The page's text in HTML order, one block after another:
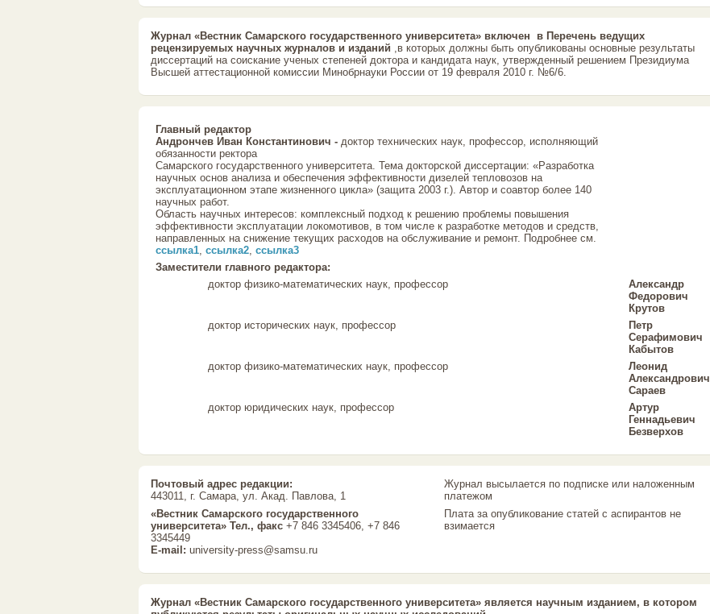
Журнал «Вестник Самарского государственного университета» включен в Перечень ведущих
рецензируемых научных журналов и изданий
,в которых должны быть опубликованы основные результаты
диссертаций на соискание ученых степеней доктора и кандидата наук, утвержденный решением Президиума
Высшей аттестационной комиссии Минобрнауки России от 19 февраля 2010 г. №6/6.
Главный редактор
Андрончев Иван Константинович - доктор технических наук, профессор, исполняющий
обязанности ректора
Самарского государственного университета. Тема докторской диссертации: «Разработка
научных основ анализа и обеспечения эффективности дизелей тепловозов на
эксплуатационном этапе жизненного цикла» (защита 2003 г.). Автор и соавтор более 140
научных работ.
Область научных интересов: комплексный подход к решению проблемы повышения
эффективности эксплуатации локомотивов, в том числе к разработке методов и средств,
направленных на снижение текущих расходов на обслуживание и ремонт. Подробнее см.
ссылка1, ссылка2, ссылка3
Заместители главного редактора:
доктор физико-математических наук, профессор
Александр
Федорович
Крутов
доктор исторических наук, профессор
Петр
Серафимович
Кабытов
доктор физико-математических наук, профессор
Леонид
Александрович
Сараев
доктор юридических наук, профессор
Артур
Геннадьевич
Безверхов
Почтовый адрес редакции:
443011, г. Самара, ул. Акад. Павлова, 1
«Вестник Самарского государственного
университета» Тел., факс +7 846 3345406, +7 846
3345449
E-mail: university-press@samsu.ru
Журнал высылается по подписке или наложенным
платежом
Плата за опубликование статей с аспирантов не
взимается
Журнал «Вестник Самарского государственного университета» является научным изданием, в котором